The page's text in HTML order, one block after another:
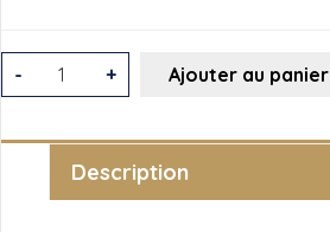
quantité
de
Couverture
Thermorégulatrice
- + Ajouter au panier
Description